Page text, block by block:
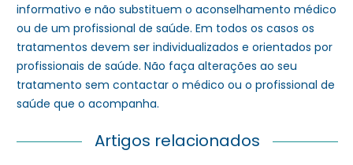
informativo e não substituem o aconselhamento médico
ou de um profissional de saúde. Em todos os casos os
tratamentos devem ser individualizados e orientados por
profissionais de saúde. Não faça alterações ao seu
tratamento sem contactar o médico ou o profissional de
saúde que o acompanha.
Artigos relacionados